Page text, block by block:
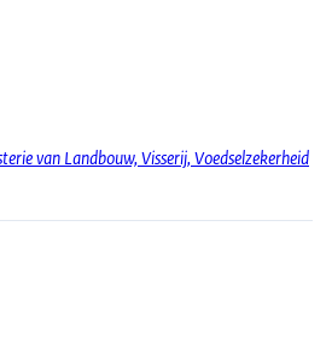
van Landbouw, Visserij, Voedselzekerheid